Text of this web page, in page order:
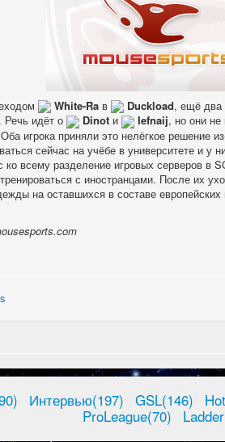
White-Ra в Duckload, ещё два
. Речь идёт о Dinot и Iefnaij, но они
игрока приняли это нелёгкое решение
сейчас на учёбе в университете и у
всему разделение игровых серверов в
с иностранцами. После их
на оставшихся в составе
Интервью(197) GSL(146)
ProLeague(70)